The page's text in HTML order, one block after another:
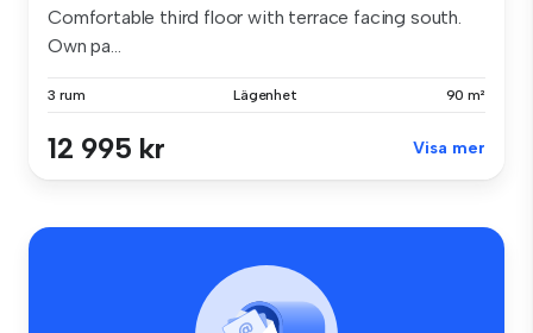
Comfortable third floor with terrace facing south.
Own pa...
3 rum Lägenhet 90 m²
12 995 kr Visa mer